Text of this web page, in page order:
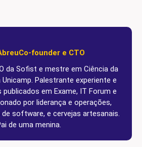
Co-founder e CTO
da Sofist e mestre em Ciência da
Palestrante experiente e
em Exame, IT Forum e
por liderança e operações,
software, e cervejas artesanais.
de uma menina.